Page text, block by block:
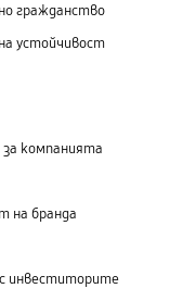
гражданство
устойчивост
компанията
на бранда
инвеститорите